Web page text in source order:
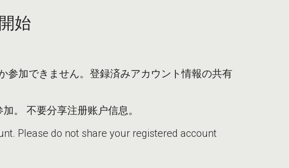
始
参加できません。登録済みアカウント情報の共有
。 不要分享注册账户信息。
Please do not share your registered account